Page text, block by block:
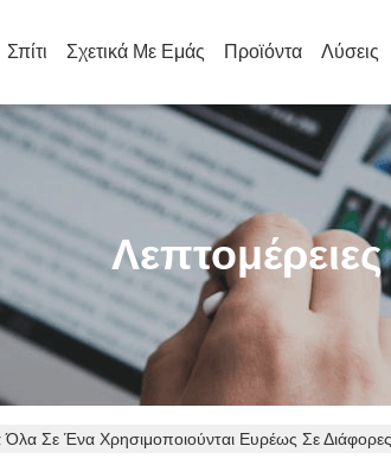
Σπίτι Σχετικά Με Εμάς Προϊόντα Λύσεις
Σε Ένα Χρησιμοποιούνται Ευρέως Σε Διάφορες